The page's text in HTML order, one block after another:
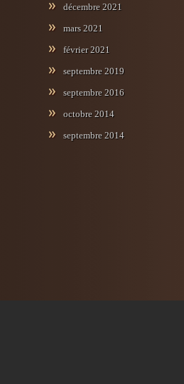
décembre 2021
mars 2021
février 2021
septembre 2019
septembre 2016
octobre 2014
septembre 2014